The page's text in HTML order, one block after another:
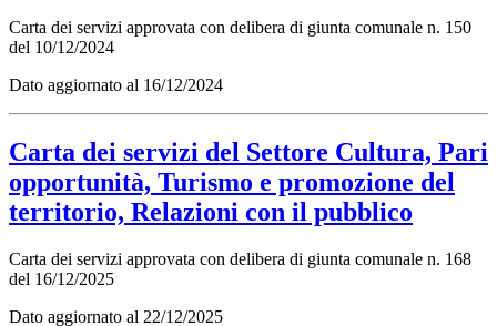
Carta dei servizi approvata con delibera di giunta comunale n. 150
del 10/12/2024
Dato aggiornato al 16/12/2024
Carta dei servizi del Settore Cultura, Pari
opportunità, Turismo e promozione del
territorio, Relazioni con il pubblico
Carta dei servizi approvata con delibera di giunta comunale n. 168
del 16/12/2025
Dato aggiornato al 22/12/2025